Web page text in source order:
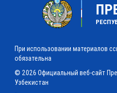
При использовании материалов
обязательна
© 2026 Официальный веб-сайт
Узбекистан